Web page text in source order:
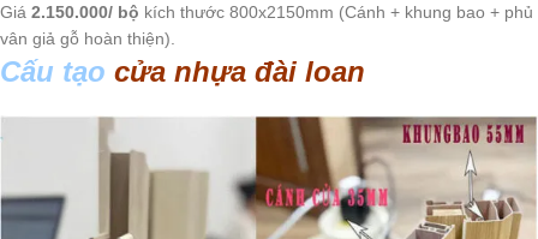
Giá 2.150.000/ bộ kích thước 800x2150mm (Cánh + khung bao + phủ
vân giả gỗ hoàn thiện).
Cấu tạo cửa nhựa đài loan